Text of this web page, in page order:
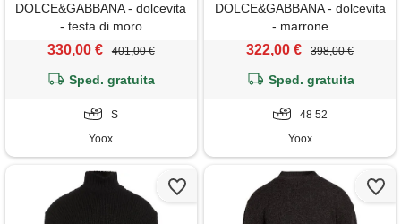
DOLCE&GABBANA - dolcevita
- testa di moro
330,00 € 401,00 €
Sped. gratuita
S
Yoox
DOLCE&GABBANA - dolcevita
- marrone
322,00 € 398,00 €
Sped. gratuita
48 52
Yoox